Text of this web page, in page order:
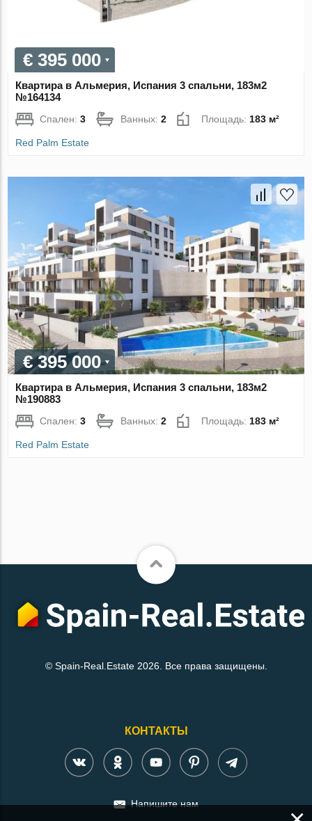
€ 395 000
Квартира в Альмерия, Испания 3 спальни, 183м2
№164134
Спален:3 Ванных:2 Площадь: 183 м²
Red Palm Estate
€ 395 000
Квартира в Альмерия, Испания 3 спальни, 183м2
№190883
Спален:3 Ванных:2 Площадь: 183 м²
Red Palm Estate
© Spain-Real.Estate 2026. Все права защищены.
КОНТАКТЫ
Напишите нам